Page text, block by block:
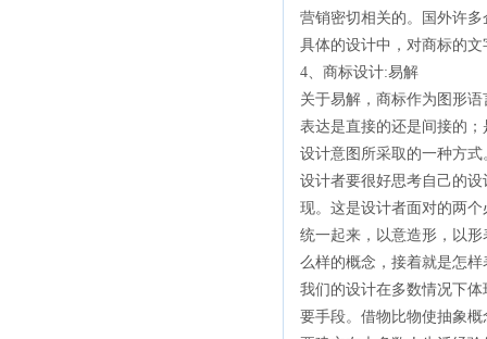
营销密切相关的。国外许
具体的设计中，对商标的
4、商标设计:易解
关于易解，商标作为图形
表达是直接的还是间接的
设计意图所采取的一种方式
设计者要很好思考自己的
现。这是设计者面对的两
统一起来，以意造形，以
么样的概念，接着就是怎
我们的设计在多数情况下
要手段。借物比物使抽象